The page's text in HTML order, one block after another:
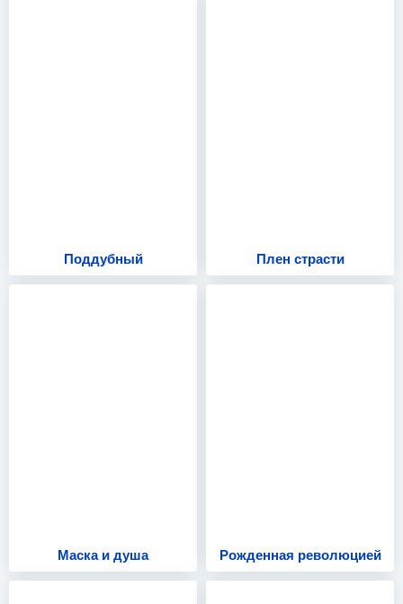
Поддубный Плен страсти
Маска и душа Рожденная революцией